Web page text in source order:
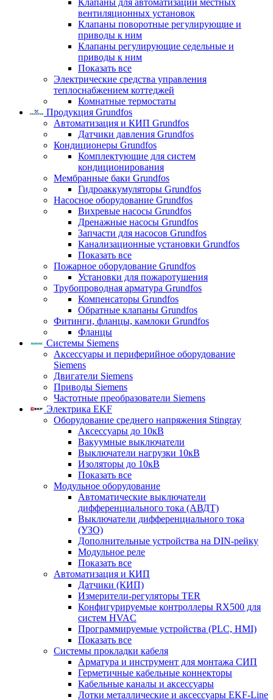
Клапаны для автоматизации местных
вентиляционных установок
Клапаны поворотные регулирующие и
приводы к ним
Клапаны регулирующие седельные и
приводы к ним
Показать все
Электрические средства управления
теплоснабжением коттеджей
Комнатные термостаты
Продукция Grundfos
Автоматизация и КИП Grundfos
Датчики давления Grundfos
Кондиционеры Grundfos
Комплектующие для систем
кондиционирования
Мембранные баки Grundfos
Гидроаккумуляторы Grundfos
Насосное оборудование Grundfos
Вихревые насосы Grundfos
Дренажные насосы Grundfos
Запчасти для насосов Grundfos
Канализационные установки Grundfos
Показать все
Пожарное оборудование Grundfos
Установки для пожаротушения
Трубопроводная арматура Grundfos
Компенсаторы Grundfos
Обратные клапаны Grundfos
Фитинги, фланцы, камлоки Grundfos
Фланцы
Системы Siemens
Аксессуары и периферийное оборудование
Siemens
Двигатели Siemens
Приводы Siemens
Частотные преобразователи Siemens
Электрика EKF
Оборудование среднего напряжения Stingray
Аксессуары до 10кВ
Вакуумные выключатели
Выключатели нагрузки 10кВ
Изоляторы до 10кВ
Показать все
Модульное оборудование
Автоматические выключатели
дифференциального тока (АВДТ)
Выключатели дифференциального тока
(УЗО)
Дополнительные устройства на DIN-рейку
Модульное реле
Показать все
Автоматизация и КИП
Датчики (КИП)
Измерители-регуляторы TER
Конфигурируемые контроллеры RX500 для
систем HVAC
Программируемые устройства (PLC, HMI)
Показать все
Системы прокладки кабеля
Арматура и инструмент для монтажа СИП
Герметичные кабельные коннекторы
Кабельные каналы и аксессуары
Лотки металлические и аксессуары EKF-Line